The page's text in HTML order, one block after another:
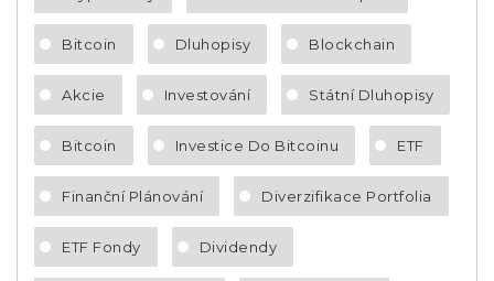
Bitcoin Dluhopisy Blockchain
Akcie Investování Státní Dluhopisy
Bitcoin Investice Do Bitcoinu ETF
Finanční Plánování Diverzifikace Portfolia
ETF Fondy Dividendy